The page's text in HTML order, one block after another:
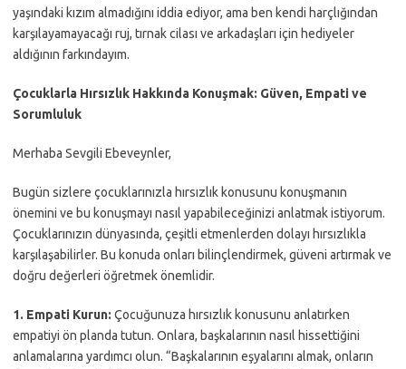
yaşındaki kızım almadığını iddia ediyor, ama ben kendi harçlığından
karşılayamayacağı ruj, tırnak cilası ve arkadaşları için hediyeler
aldığının farkındayım.
Çocuklarla Hırsızlık Hakkında Konuşmak: Güven, Empati ve
Sorumluluk
Merhaba Sevgili Ebeveynler,
Bugün sizlere çocuklarınızla hırsızlık konusunu konuşmanın
önemini ve bu konuşmayı nasıl yapabileceğinizi anlatmak istiyorum.
Çocuklarınızın dünyasında, çeşitli etmenlerden dolayı hırsızlıkla
karşılaşabilirler. Bu konuda onları bilinçlendirmek, güveni artırmak ve
doğru değerleri öğretmek önemlidir.
1. Empati Kurun: Çocuğunuza hırsızlık konusunu anlatırken
empatiyi ön planda tutun. Onlara, başkalarının nasıl hissettiğini
anlamalarına yardımcı olun. “Başkalarının eşyalarını almak, onların